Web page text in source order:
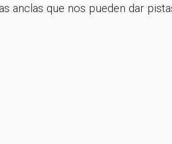
anclas que nos pueden dar